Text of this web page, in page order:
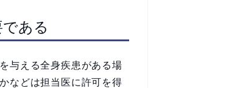
ある
与える全身疾患がある場
などは担当医に許可を得